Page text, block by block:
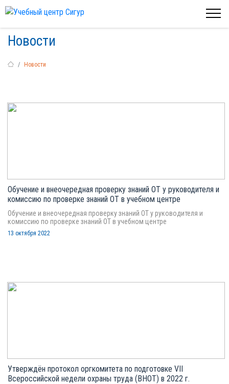
Новости
Новости
Обучение и внеочередная проверку знаний ОТ у руководителя и
комиссию по проверке знаний ОТ в учебном центре
Обучение и внеочередная проверку знаний ОТ у руководителя и
комиссию по проверке знаний ОТ в учебном центре
13 октября 2022
Утверждён протокол оргкомитета по подготовке VII
Всероссийской недели охраны труда (ВНОТ) в 2022 г.